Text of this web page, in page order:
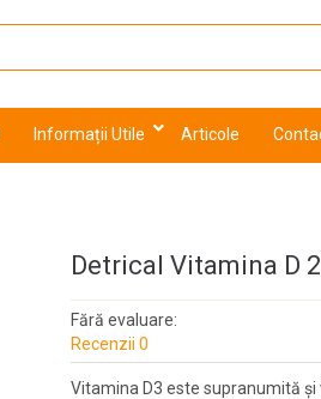
Informații Utile Articole
Detrical Vitamina D
Fără evaluare:
Recenzii 0
Vitamina D3 este supranumită